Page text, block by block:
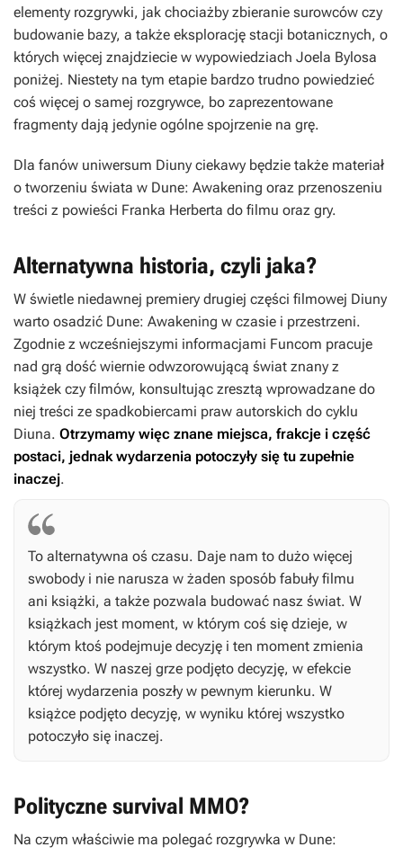
elementy rozgrywki, jak chociażby zbieranie surowców czy
budowanie bazy, a także eksplorację stacji botanicznych, o
których więcej znajdziecie w wypowiedziach Joela Bylosa
poniżej. Niestety na tym etapie bardzo trudno powiedzieć
coś więcej o samej rozgrywce, bo zaprezentowane
fragmenty dają jedynie ogólne spojrzenie na grę.
Dla fanów uniwersum Diuny ciekawy będzie także materiał
o tworzeniu świata w Dune: Awakening oraz przenoszeniu
treści z powieści Franka Herberta do filmu oraz gry.
Alternatywna historia, czyli jaka?
W świetle niedawnej premiery drugiej części filmowej Diuny
warto osadzić Dune: Awakening w czasie i przestrzeni.
Zgodnie z wcześniejszymi informacjami Funcom pracuje
nad grą dość wiernie odwzorowującą świat znany z
książek czy filmów, konsultując zresztą wprowadzane do
niej treści ze spadkobiercami praw autorskich do cyklu
Diuna. Otrzymamy więc znane miejsca, frakcje i część
postaci, jednak wydarzenia potoczyły się tu zupełnie
inaczej.
To alternatywna oś czasu. Daje nam to dużo więcej
swobody i nie narusza w żaden sposób fabuły filmu
ani książki, a także pozwala budować nasz świat. W
książkach jest moment, w którym coś się dzieje, w
którym ktoś podejmuje decyzję i ten moment zmienia
wszystko. W naszej grze podjęto decyzję, w efekcie
której wydarzenia poszły w pewnym kierunku. W
książce podjęto decyzję, w wyniku której wszystko
potoczyło się inaczej.
Polityczne survival MMO?
Na czym właściwie ma polegać rozgrywka w Dune: